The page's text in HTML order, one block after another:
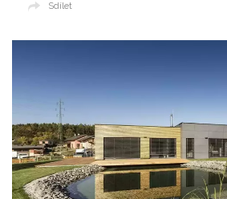
Sdílet